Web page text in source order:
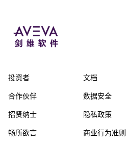
投资者
合作伙伴
招贤纳士
畅所欲言
文档
数据安全
隐私政策
商业行为准则